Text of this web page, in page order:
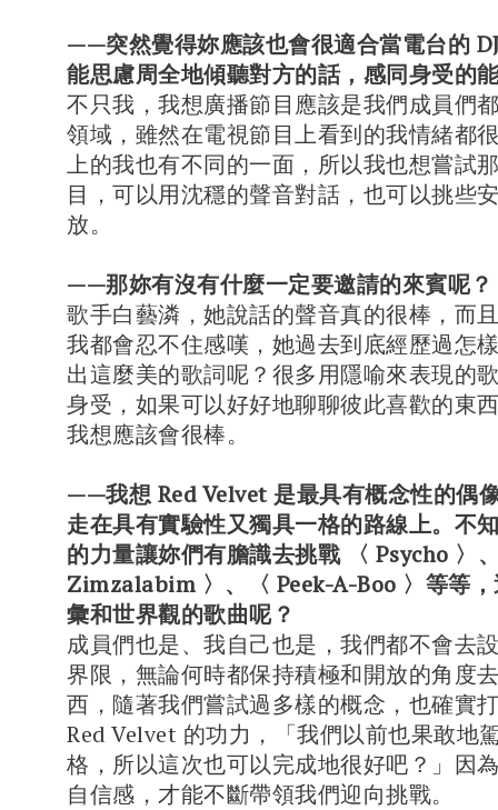
——突然覺得妳應該也會很適合當電台的
能思慮周全地傾聽對方的話，感同身受的
不只我，我想廣播節目應該是我們成員們
領域，雖然在電視節目上看到的我情緒都
上的我也有不同的一面，所以我也想嘗試
目，可以用沈穩的聲音對話，也可以挑些
放。
——那妳有沒有什麼一定要邀請的來賓呢？
歌手白藝潾，她說話的聲音真的很棒，而
我都會忍不住感嘆，她過去到底經歷過怎
出這麼美的歌詞呢？很多用隱喻來表現的
身受，如果可以好好地聊聊彼此喜歡的東
我想應該會很棒。
——我想 Red Velvet 是最具有概念性的偶
走在具有實驗性又獨具一格的路線上。不
的力量讓妳們有膽識去挑戰 〈 Psycho 〉
Zimzalabim 〉、〈 Peek-A-Boo 〉等等
彙和世界觀的歌曲呢？
成員們也是、我自己也是，我們都不會去
界限，無論何時都保持積極和開放的角度
西，隨著我們嘗試過多樣的概念，也確實
Red Velvet 的功力，「我們以前也果敢地
格，所以這次也可以完成地很好吧？」因
自信感，才能不斷帶領我們迎向挑戰。